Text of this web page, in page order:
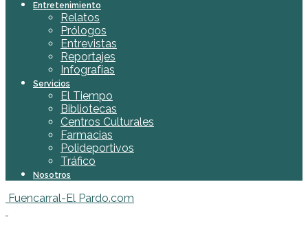
Entretenimiento
Relatos
Prólogos
Entrevistas
Reportajes
Infografías
Servicios
El Tiempo
Bibliotecas
Centros Culturales
Farmacias
Polideportivos
Tráfico
Nosotros
Fuencarral-El Pardo.com